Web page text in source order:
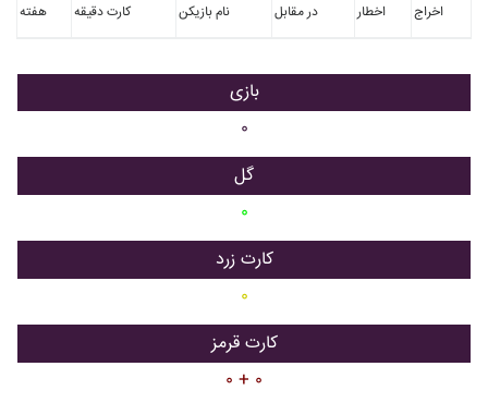
هفته کارت دقیقه نام بازیکن در مقابل اخطار اخراج
بازی
۰
گل
۰
کارت زرد
۰
کارت قرمز
۰ + ۰